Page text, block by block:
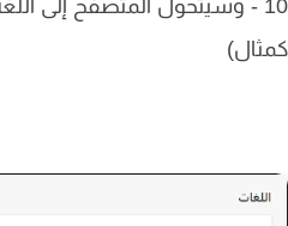
10 - وسيتحول المتصفح إلى اللغة